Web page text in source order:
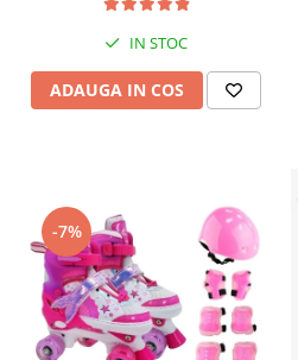
IN STOC
ADAUGA IN COS
-7%